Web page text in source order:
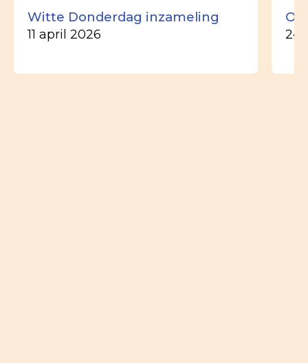
Witte Donderdag inzameling
11 april 2026 24